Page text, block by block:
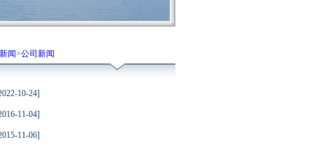
闻>公司新闻
10-24]
11-04]
11-06]